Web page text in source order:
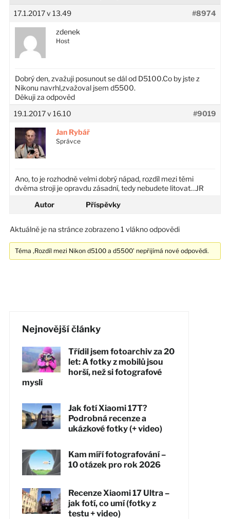
17.1.2017 v 13.49 #8974
zdenek
Host
Dobrý den, zvažuji posunout se dál od D5100.Co by jste z
Nikonu navrhl,zvažoval jsem d5500.
Děkuji za odpověd
19.1.2017 v 16.10
#9019
Jan Rybář
Správce
Ano, to je rozhodně velmi dobrý nápad, rozdíl mezi těmi
dvěma stroji je opravdu zásadní, tedy nebudete litovat…JR
Autor
Příspěvky
Aktuálně je na stránce zobrazeno 1 vlákno odpovědi
Téma ‚Rozdíl mezi Nikon d5100 a d5500’ nepřijímá nové odpovědi.
Nejnovější články
Třídil jsem fotoarchiv za 20
let: A fotky z mobilů jsou
horší, než si fotografové
myslí
Jak fotí Xiaomi 17T?
Podrobná recenze a
ukázkové fotky (+ video)
Kam míří fotografování –
10 otázek pro rok 2026
Recenze Xiaomi 17 Ultra –
jak fotí, co umí (fotky z
testu + video)